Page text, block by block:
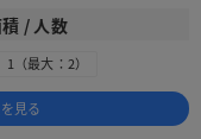
/ 人数
1（最大：2）
見る